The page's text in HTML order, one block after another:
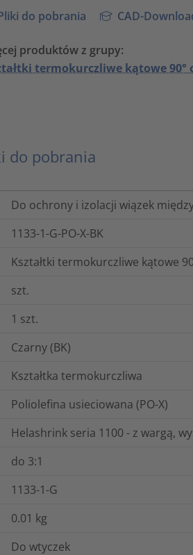
do pobrania CAD-
produktów z grupy:
termokurczliwe kątowe
do pobrania
Do ochrony i izolacji wiązek
1133-1-G-PO-X-BK
Kształtki termokurczliwe kątowe
szt.
1 szt.
Czarny (BK)
Kształtka termokurczliwa
Poliolefina usieciowana (PO-X)
Helashrink seria 1100 - z wargą,
do 3:1
1133-1-G
0.01 kg
Do wtyczek